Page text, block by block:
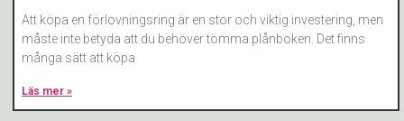
Att köpa en förlovningsring är en stor och viktig investering, men
måste inte betyda att du behöver tömma plånboken. Det finns
många sätt att köpa
Läs mer »